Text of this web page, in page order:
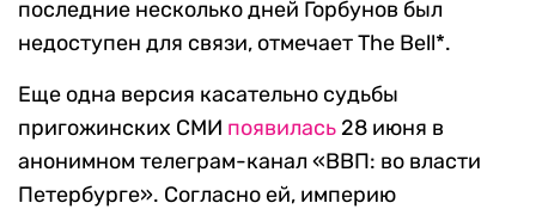
последние несколько дней Горбунов был
недоступен для связи, отмечаетThe Bell*.
Еще одна версия касательно судьбы
пригожинских СМИ появилась28 июня в
анонимном телеграм-канал «ВВП: во власти
Петербурге». Согласно ей, империю